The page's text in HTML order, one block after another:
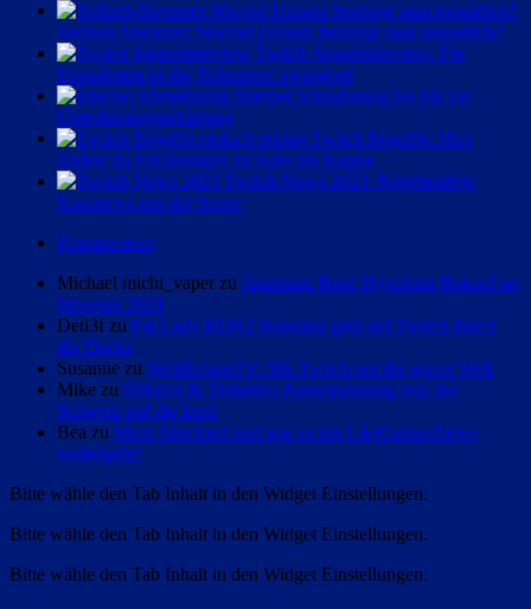
Vollzeit-Streamer: Wieviel Umsatz benötigt man monatlich?
Twitch Steuerinterview: Für
Einnahmen ist die Teilnahme zwingend
Internet Abmahnung bis hin zur
Unterlassungserklärung
Twitch Begriffe: Hier
findest du Erklärungen zu Subs bis Kappa
Twitch News 2023: Regelmäßige
Kurznews aus der Szene
Kommentare
Michael michi_vaper zu Anastasia Rose Hypetrain Rekord an
Silvester 2024
Detl3f zu Fat Lady RDR2 Roleplay geht auf Twitch durch
die Decke
Susanne zu WeltReisenTV: Mit Twitch um die ganze Welt
Mike zu Shlorox & Tinkerleo Auswanderung von der
Schweiz auf die Insel
Bea zu Mein Abschied und wie es mit LikeGamesNews
weitergeht!
Bitte wähle den Tab Inhalt in den Widget Einstellungen.
Bitte wähle den Tab Inhalt in den Widget Einstellungen.
Bitte wähle den Tab Inhalt in den Widget Einstellungen.